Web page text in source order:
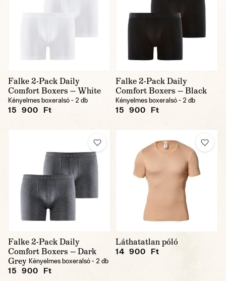
Falke 2-Pack Daily
Comfort Boxers — White
Kényelmes boxeralsó - 2 db
15 900 Ft
Falke 2-Pack Daily
Comfort Boxers — Black
Kényelmes boxeralsó - 2 db
15 900 Ft
Falke 2-Pack Daily
Comfort Boxers — Dark
Grey Kényelmes boxeralsó - 2 db
15 900 Ft
Láthatatlan póló
14 900 Ft